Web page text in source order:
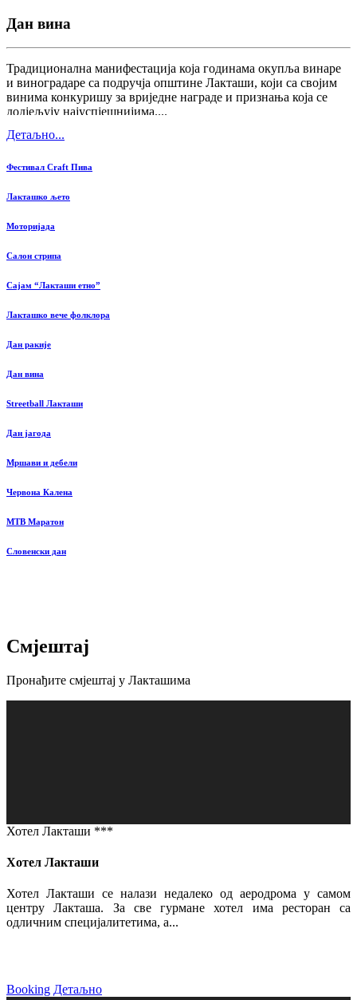
Дан вина
Традиционална манифестација која годинама окупља винаре
и виноградаре са подручја општине Лакташи, који са својим
винима конкуришу за вриједне награде и признања која се
додјељују најуспјешнијима....
Детаљно...
Фестивал Craft Пива
Лакташко љето
Моторијада
Салон стрипа
Сајам “Лакташи етно”
Лакташко вече фолклора
Дан ракије
Дан вина
Streetball Лакташи
Дан јагода
Мршави и дебели
Червона Калена
MTB Маратон
Словенски дан
Смјештај
Пронађите смјештај у Лакташима
Хотел Лакташи ***
Хотел Лакташи
Хотел Лакташи се налази недалеко од аеродрома у самом
центру Лакташа. За све гурмане хотел има ресторан са
одличним специјалитетима, а...
Booking Детаљно